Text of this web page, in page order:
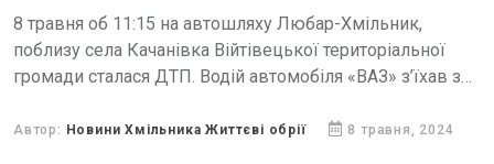
8 травня об 11:15 на автошляху Любар-Хмільник,
поблизу села Качанівка Війтівецької територіальної
громади сталася ДТП. Водій автомобіля «ВАЗ» з’їхав з
заблокований в транспортному засобі.
Автор: Новини Хмільника Життєві обрії 8 травня, 2024